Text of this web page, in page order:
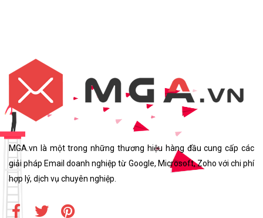
MGA.vn là một trong những thương hiệu hàng đầu cung cấp các
giải pháp Email doanh nghiệp từ Google, Microsoft, Zoho với chi phí
hợp lý, dịch vụ chuyên nghiệp.